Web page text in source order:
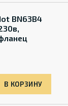
BN63B4
В КОРЗИНУ